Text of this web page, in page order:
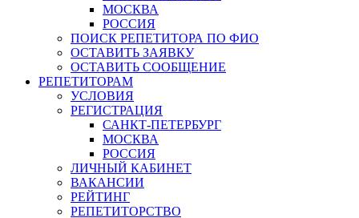
МОСКВА
РОССИЯ
ПОИСК РЕПЕТИТОРА ПО ФИО
ОСТАВИТЬ ЗАЯВКУ
ОСТАВИТЬ СООБЩЕНИЕ
РЕПЕТИТОРАМ
УСЛОВИЯ
РЕГИСТРАЦИЯ
САНКТ-ПЕТЕРБУРГ
МОСКВА
РОССИЯ
ЛИЧНЫЙ КАБИНЕТ
ВАКАНСИИ
РЕЙТИНГ
РЕПЕТИТОРСТВО